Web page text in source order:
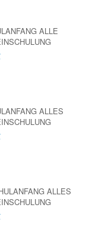
ALLE
ALLES
ALLES